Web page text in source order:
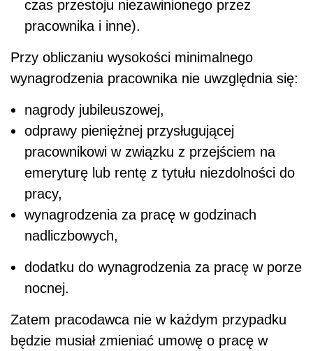
pracy,
wynagrodzenia za pracę w godzinach
dodatku do wynagrodzenia za pracę w porze
Zatem pracodawca nie w każdym przypadku
będzie musiał zmieniać umowę o pracę w
zakresie wysokości minimalnego
wynagrodzenia, jeżeli wskazał je w kwocie
obowiązującej na dany rok. Wystarczy, że
oprócz wynagrodzenia zasadniczego wypłaci
wyłączonych), które po zsumowaniu wyniosą
co najmniej minimalne wynagrodzenie (w 2018
r. - 2100 zł).